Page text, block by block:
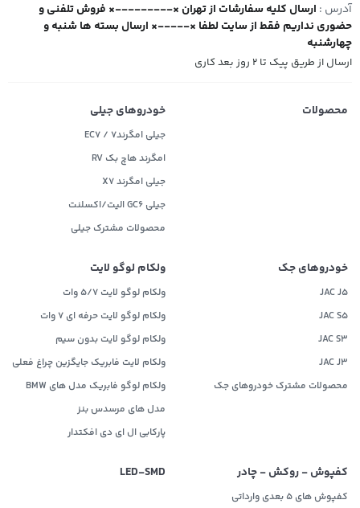
آدرس : ارسال کلیه سفارشات از تهران ×---------× فروش تلفنی و
حضوری نداریم فقط از سایت لطفا ×-----× ارسال بسته ها شنبه و
چهارشنبه
ارسال از طریق پیک تا ۲ روز بعد کاری
محصولات خودروهای جیلی
جیلی امگرند۷ / EC7
امگرند هاچ بک RV
جیلی امگرند X7
جیلی GC6 الیت/اکسلنت
محصولات مشترک جیلی
خودروهای جک
JAC J5
JAC S5
JAC S3
JAC J3
محصولات مشترک خودروهای جک
ولکام لوگو لایت
ولکام لوگو لایت 5/7 وات
ولکام لوگو لایت حرفه ای 7 وات
ولکام لوگو لایت بدون سیم
ولکام لایت فابریک جایگزین چراغ فعلی
ولکام لوگو فابریک مدل های BMW
مدل های مرسدس بنز
پارکابی ال ای دی افکتدار
کفپوش - روکش - چادر
کفپوش های 5 بعدی وارداتی
LED‌-SMD